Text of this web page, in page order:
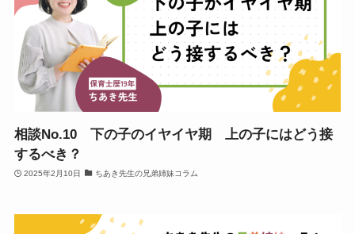
相談No.10 下の子のイヤイヤ期 上の子にはどう接
するべき？
2025年2月10日 ちあき先生の兄弟姉妹コラム